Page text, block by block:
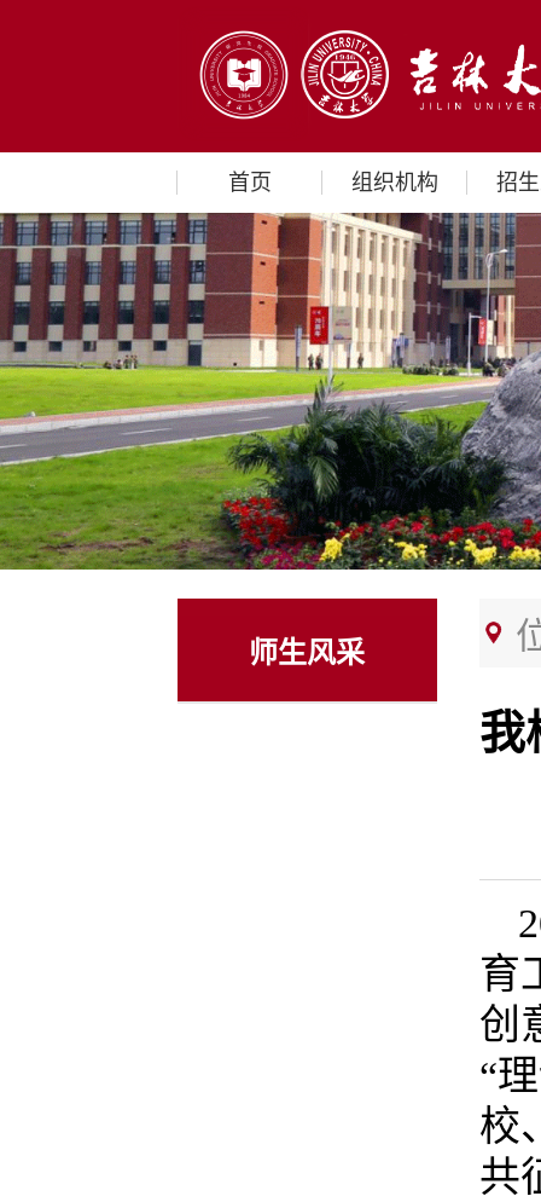
首页 组织机构 招
师生风采
我
育
创
“
校
共